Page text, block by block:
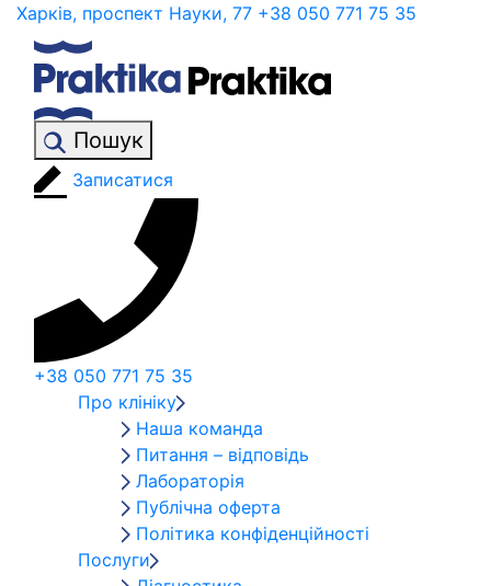
Харків, проспект Науки, 77 +38 050 771 75 35
Пошук
Записатися
+38 050 771 75 35
Про клініку
Наша команда
Питання – відповідь
Лабораторія
Публічна оферта
Політика конфіденційності
Послуги